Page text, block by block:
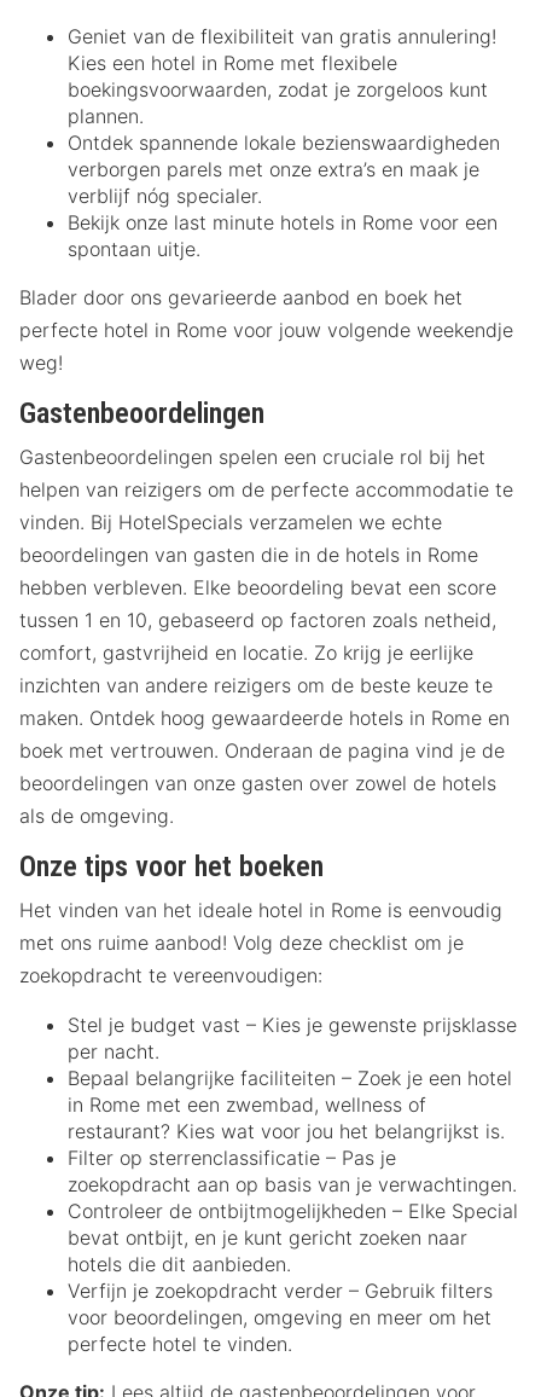
Geniet van de flexibiliteit van gratis annulering!
Kies een hotel in Rome met flexibele
boekingsvoorwaarden, zodat je zorgeloos kunt
plannen.
Ontdek spannende lokale bezienswaardigheden
verborgen parels met onze extra’s en maak je
verblijf nóg specialer.
Bekijk onze last minute hotels in Rome voor een
spontaan uitje.
Blader door ons gevarieerde aanbod en boek het
perfecte hotel in Rome voor jouw volgende weekendje
weg!
Gastenbeoordelingen
Gastenbeoordelingen spelen een cruciale rol bij het
helpen van reizigers om de perfecte accommodatie te
vinden. Bij HotelSpecials verzamelen we echte
beoordelingen van gasten die in de hotels in Rome
hebben verbleven. Elke beoordeling bevat een score
tussen 1 en 10, gebaseerd op factoren zoals netheid,
comfort, gastvrijheid en locatie. Zo krijg je eerlijke
inzichten van andere reizigers om de beste keuze te
maken. Ontdek hoog gewaardeerde hotels in Rome en
boek met vertrouwen. Onderaan de pagina vind je de
beoordelingen van onze gasten over zowel de hotels
als de omgeving.
Onze tips voor het boeken
Het vinden van het ideale hotel in Rome is eenvoudig
met ons ruime aanbod! Volg deze checklist om je
zoekopdracht te vereenvoudigen:
Stel je budget vast – Kies je gewenste prijsklasse
per nacht.
Bepaal belangrijke faciliteiten – Zoek je een hotel
in Rome met een zwembad, wellness of
restaurant? Kies wat voor jou het belangrijkst is.
Filter op sterrenclassificatie – Pas je
zoekopdracht aan op basis van je verwachtingen.
Controleer de ontbijtmogelijkheden – Elke Special
bevat ontbijt, en je kunt gericht zoeken naar
hotels die dit aanbieden.
Verfijn je zoekopdracht verder – Gebruik filters
voor beoordelingen, omgeving en meer om het
perfecte hotel te vinden.